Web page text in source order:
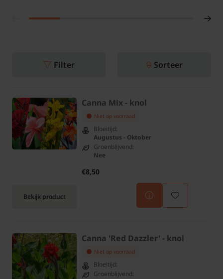
Filter Sorteer
Bekijk product
Canna Mix - knol
Niet op voorraad
Bloeitijd:
Augustus - Oktober
Groenblijvend:
Nee
€8,50
Canna 'Red Dazzler' - knol
Niet op voorraad
Bloeitijd:
Groenblijvend: